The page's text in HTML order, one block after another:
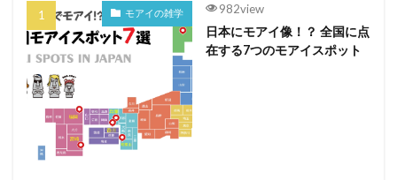
モアイの雑学 982view
日本にモアイ像！？ 全国に点
在する7つのモアイスポット